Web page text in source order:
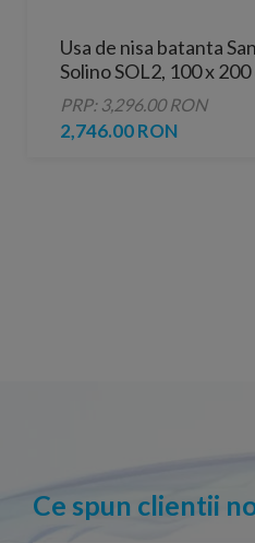
Usa de nisa batanta
Solino SOL2, 100 x 200
profil slefuit lucios
PRP: 3,296.00 RON
2,746.00 RON
Ce spun clientii